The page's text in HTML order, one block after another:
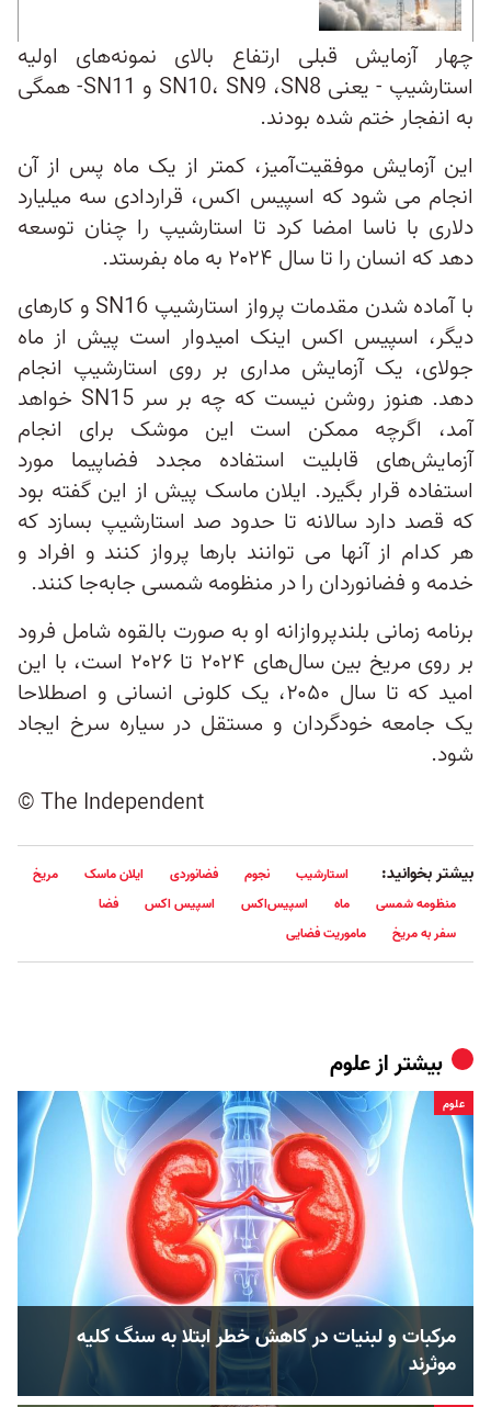
چهار آزمایش قبلی ارتفاع بالای نمونه‌های اولیه
استارشیپ - یعنی SN10، SN9 ،SN8 و SN11- همگی
به انفجار ختم شده بودند.
این آزمایش موفقیت‌آمیز، کمتر از یک ماه پس از آن
انجام می شود که اسپیس اکس، قراردادی سه میلیارد
دلاری با ناسا امضا کرد تا استارشیپ را چنان توسعه
دهد که انسان را تا سال ۲۰۲۴ به ماه بفرستد.
با آماده شدن مقدمات پرواز استارشیپ SN16 و کارهای
دیگر، اسپیس اکس اینک امیدوار است پیش از ماه
جولای، یک آزمایش مداری بر روی استارشیپ انجام
دهد. هنوز روشن نیست که چه بر سر SN15 خواهد
آمد، اگرچه ممکن است این موشک برای انجام
آزمایش‌های قابلیت استفاده مجدد فضاپیما مورد
استفاده قرار بگیرد. ایلان ماسک پیش از این گفته بود
که قصد دارد سالانه تا حدود صد استارشیپ بسازد که
هر کدام از آنها می توانند بارها پرواز کنند و افراد و
خدمه و فضانوردان را در منظومه شمسی جابه‌جا کنند.
برنامه زمانی بلندپروازانه او به صورت بالقوه شامل فرود
بر روی مریخ بین سال‌های ۲۰۲۴ تا ۲۰۲۶ است، با این
امید که تا سال ۲۰۵۰، یک کلونی انسانی و اصطلاحا
یک جامعه خودگردان و مستقل در سیاره سرخ ایجاد
شود.
© The Independent
بیشتر بخوانید: استارشیب نجوم فضانوردی ایلان ماسک
مریخ
منظومه شمسی
ماه اسپیس‌اکس اسپیس اکس
فضا
سفر به مریخ
ماموریت فضایی
بیشتر ازعلوم
علوم
مرکبات و لبنیات در کاهش خطر ابتلا به سنگ کلیه
موثرند